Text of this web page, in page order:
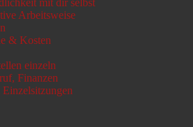
Arbeitsweise
& Kosten
einzeln
Finanzen